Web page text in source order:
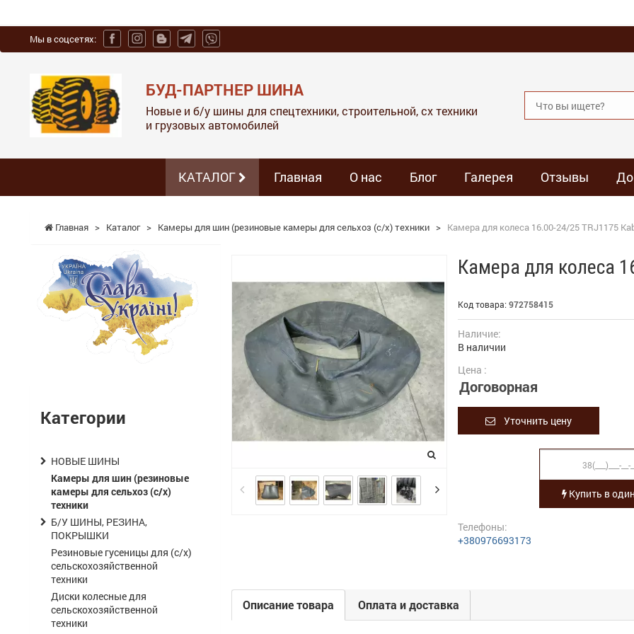
Мы в соцсетях:
БУД-ПАРТНЕР ШИНА
Новые и б/у шины для спецтехники, строительной, сх техники
и грузовых автомобилей
КАТАЛОГ Главная О нас Блог Галерея Отзывы
Главная > Каталог > Камеры для шин (резиновые камеры для сельхоз (с/х) техники > Камера для колеса 16.00-24/25 TRJ1175
Камера для колеса
Код товара: 972758415
Наличие:
В наличии
Цена :
Договорная
Уточнить цену
Купить в
Телефоны:
+380976693173
Описание товара Оплата и доставка
Категории
НОВЫЕ ШИНЫ
Камеры для шин (резиновые
камеры для сельхоз (с/х)
техники
Б/У ШИНЫ, РЕЗИНА,
ПОКРЫШКИ
Резиновые гусеницы для (с/х)
сельскохозяйственной
техники
Диски колесные для
сельскохозяйственной
техники